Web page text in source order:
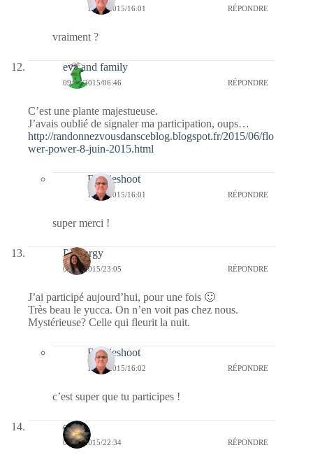
14/06/2015/16:01 RÉPONDRE
vraiment ?
eva and family
09/06/2015/06:46 RÉPONDRE
C’est une plante majestueuse.
J’avais oublié de signaler ma participation, oups…
http://randonnezvousdansceblog.blogspot.fr/2015/06/flo
wer-power-8-juin-2015.html
Bernieshoot
14/06/2015/16:01 RÉPONDRE
super merci !
Purenrgy
08/06/2015/23:05 RÉPONDRE
J’ai participé aujourd’hui, pour une fois 🙂
Très beau le yucca. On n’en voit pas chez nous.
Mystérieuse? Celle qui fleurit la nuit.
Bernieshoot
14/06/2015/16:02 RÉPONDRE
c’est super que tu participes !
erato
08/06/2015/22:34 RÉPONDRE